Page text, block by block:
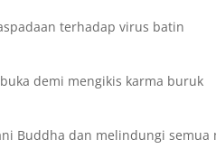
terhadap virus batin
demi mengikis karma buruk
Buddha dan melindungi semua